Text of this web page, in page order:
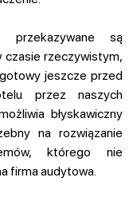
są
czasie rzeczywistym,
jeszcze przed
przez naszych
błyskawiczny
na rozwiązanie
którego nie
firma audytowa.